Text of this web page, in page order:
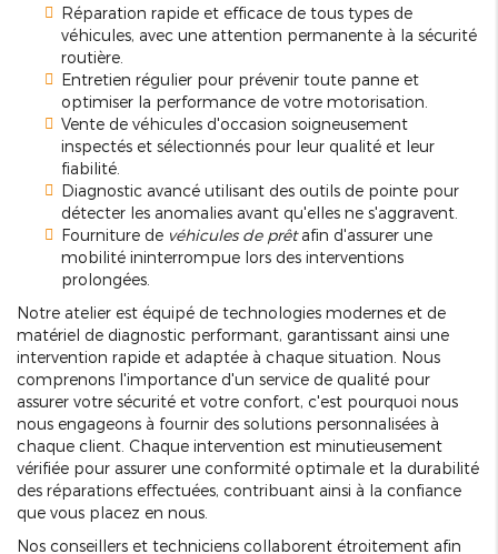
Réparation rapide et efficace de tous types de
véhicules, avec une attention permanente à la sécurité
routière.
Entretien régulier pour prévenir toute panne et
optimiser la performance de votre motorisation.
Vente de véhicules d'occasion soigneusement
inspectés et sélectionnés pour leur qualité et leur
fiabilité.
Diagnostic avancé utilisant des outils de pointe pour
détecter les anomalies avant qu'elles ne s'aggravent.
Fourniture de véhicules de prêtafin d'assurer une
mobilité ininterrompue lors des interventions
prolongées.
Notre atelier est équipé de technologies modernes et de
matériel de diagnostic performant, garantissant ainsi une
intervention rapide et adaptée à chaque situation. Nous
comprenons l'importance d'un service de qualité pour
assurer votre sécurité et votre confort, c'est pourquoi nous
nous engageons à fournir des solutions personnalisées à
chaque client. Chaque intervention est minutieusement
vérifiée pour assurer une conformité optimale et la durabilité
des réparations effectuées, contribuant ainsi à la confiance
que vous placez en nous.
Nos conseillers et techniciens collaborent étroitement afin